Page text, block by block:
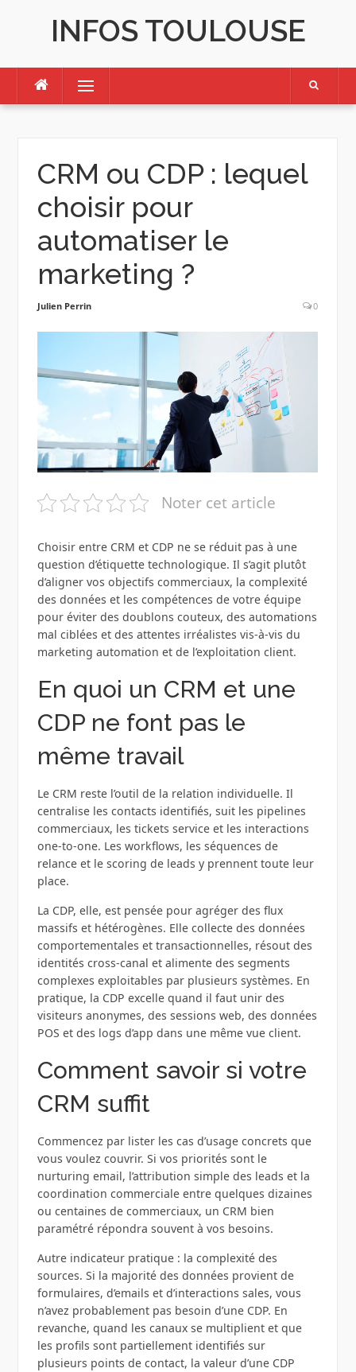
INFOS TOULOUSE
Menu
CRM ou CDP : lequel
choisir pour
automatiser le
marketing ?
Julien Perrin 0
Noter cet article
Choisir entre CRM et CDP ne se réduit pas à une
question d’étiquette technologique. Il s’agit plutôt
d’aligner vos objectifs commerciaux, la complexité
des données et les compétences de votre équipe
pour éviter des doublons couteux, des automations
mal ciblées et des attentes irréalistes vis‑à‑vis du
marketing automation et de l’exploitation client.
En quoi un CRM et une
CDP ne font pas le
même travail
Le CRM reste l’outil de la relation individuelle. Il
centralise les contacts identifiés, suit les pipelines
commerciaux, les tickets service et les interactions
one‑to‑one. Les workflows, les séquences de
relance et le scoring de leads y prennent toute leur
place.
La CDP, elle, est pensée pour agréger des flux
massifs et hétérogènes. Elle collecte des données
comportementales et transactionnelles, résout des
identités cross‑canal et alimente des segments
complexes exploitables par plusieurs systèmes. En
pratique, la CDP excelle quand il faut unir des
visiteurs anonymes, des sessions web, des données
POS et des logs d’app dans une même vue client.
Comment savoir si votre
CRM suffit
Commencez par lister les cas d’usage concrets que
vous voulez couvrir. Si vos priorités sont le
nurturing email, l’attribution simple des leads et la
coordination commerciale entre quelques dizaines
ou centaines de commerciaux, un CRM bien
paramétré répondra souvent à vos besoins.
Autre indicateur pratique : la complexité des
sources. Si la majorité des données provient de
formulaires, d’emails et d’interactions sales, vous
n’avez probablement pas besoin d’une CDP. En
revanche, quand les canaux se multiplient et que
les profils sont partiellement identifiés sur
plusieurs points de contact, la valeur d’une CDP